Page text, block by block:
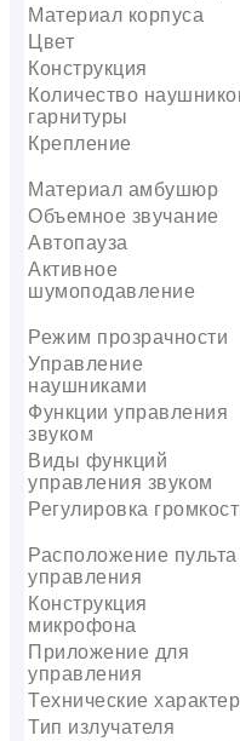
Материал корпуса
Цвет
Конструкция
Количество
гарнитуры
Крепление
Материал амбушюр
Объемное звучание
Автопауза
Активное
шумоподавление
Режим прозрачности
Управление
наушниками
Функции управления
звуком
Виды функций
управления звуком
Регулировка
Расположение пульта
управления
Конструкция
микрофона
Приложение для
управления
Технические
Тип излучателя